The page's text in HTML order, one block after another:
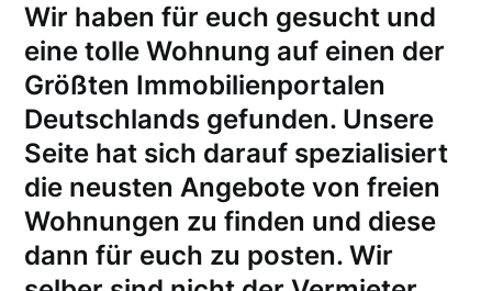
Wir haben für euch gesucht und
eine tolle Wohnung auf einen der
Größten Immobilienportalen
Deutschlands gefunden. Unsere
Seite hat sich darauf spezialisiert
die neusten Angebote von freien
Wohnungen zu finden und diese
dann für euch zu posten. Wir